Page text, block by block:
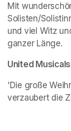
Mit
Solisten/
und viel Witz
ganzer Länge.
United
'Die große
verzaubert die